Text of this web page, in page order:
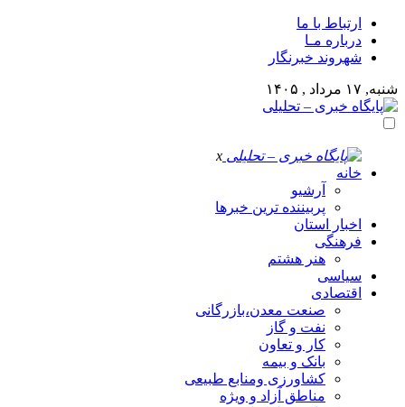
ارتباط با ما
درباره مـا
شهروند خبرنگار
شنبه, ۱۷ مرداد , ۱۴۰۵
x
خانه
آرشیو
پربیننده ترین خبرها
اخبار استان
فرهنگی
هنر هشتم
سیاسی
اقتصادی
صنعت معدن،بازرگانی
نفت و گاز
کار و تعاون
بانک و بیمه
کشاورزی ومنابع طبیعی
مناطق آزاد و ویژه